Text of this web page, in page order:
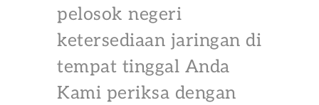
pelosok negeri
ketersediaan jaringan di
tempat tinggal Anda
Kami periksa dengan